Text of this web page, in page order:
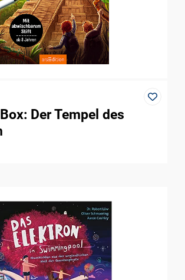
Der Tempel des